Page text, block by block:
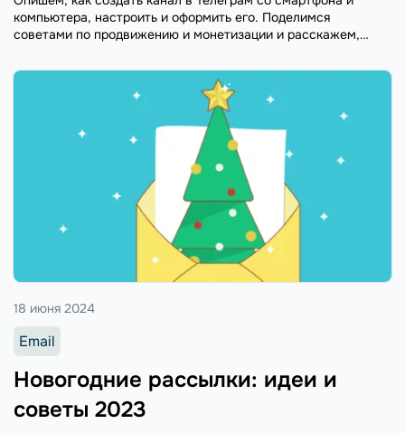
компьютера, настроить и оформить его. Поделимся
советами по продвижению и монетизации и расскажем,
Новогодние рассылки: идеи и
советы 2023
18 июня 2024
Email